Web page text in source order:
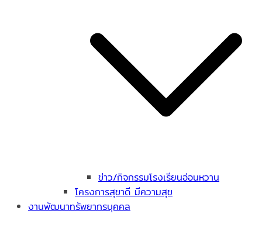
ข่าว/กิจกรรมโรงเรียนอ่อนหวาน
โครงการสุขาดี มีความสุข
งานพัฒนาทรัพยากรบุคคล